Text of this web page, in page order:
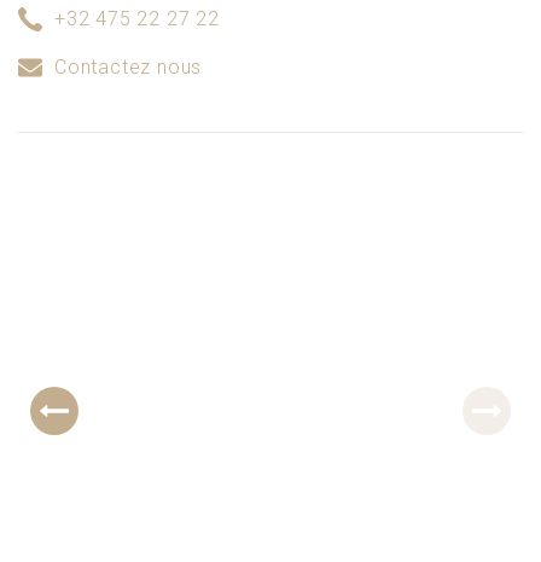
+32 475 22 27 22
Contactez nous